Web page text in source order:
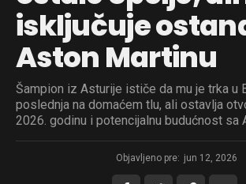
isključuje
Aston Martinu
Šampion iz Asturije ističe da mu je trka u
poslednja na domaćem tlu, ali ostavlja
2026. godinu i potencijalnu budućnost sa
Objavljeno pre: jun 12, 2026